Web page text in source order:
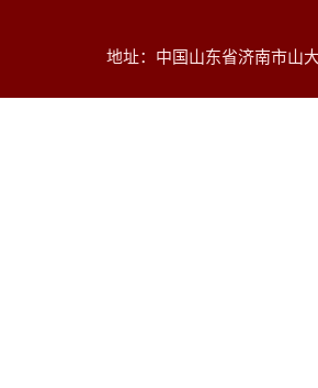
地址：中国山东省济南市山